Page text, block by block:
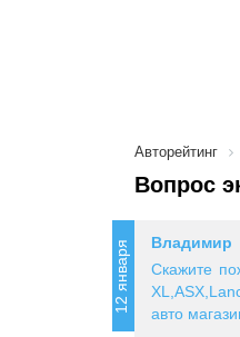
Авторейтинг
Вопрос
12 января
Владимир
Скажите
авто